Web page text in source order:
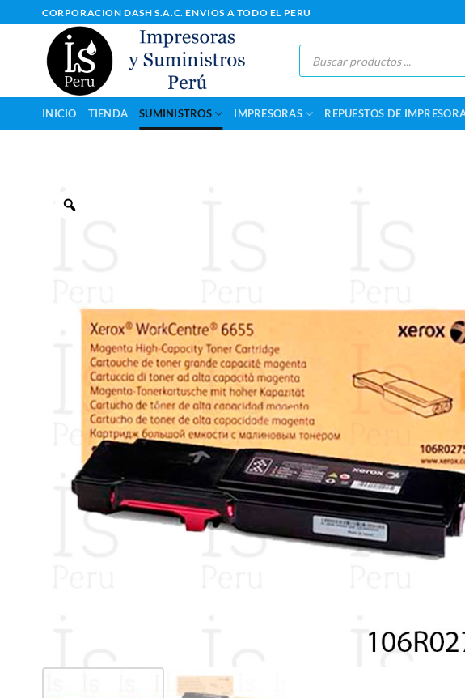
al
contenido
CORPORACION DASH S.A.C. ENVIOS A TODO EL PERU
Búsqueda
INICIO TIENDA SUMINISTROS IMPRESORAS REPUESTOS DE